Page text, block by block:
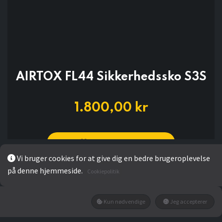
AIRTOX FL44 Sikkerhedssko S3S
1.800,00 kr
Add to wishlist
Ikke på lager
Vi bruger cookies for at give dig en bedre brugeroplevelse
på denne hjemmeside.
Cookiepolitik
Kun nødvendige Jeg accepterer